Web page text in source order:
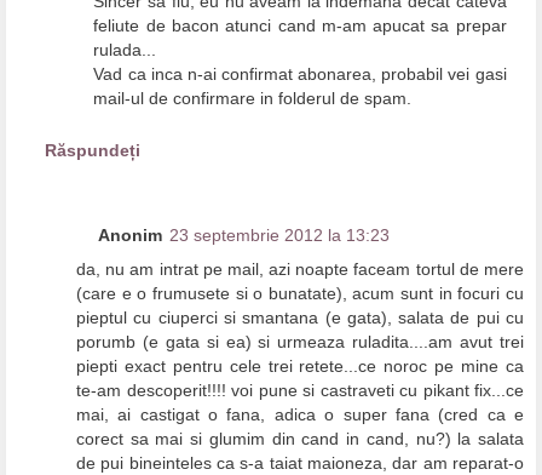
feliute de bacon atunci cand m-am apucat sa prepar
rulada...
Vad ca inca n-ai confirmat abonarea, probabil vei gasi
mail-ul de confirmare in folderul de spam.
Răspundeți
Anonim 23 septembrie 2012 la 13:23
da, nu am intrat pe mail, azi noapte faceam tortul de mere
(care e o frumusete si o bunatate), acum sunt in focuri cu
pieptul cu ciuperci si smantana (e gata), salata de pui cu
porumb (e gata si ea) si urmeaza ruladita....am avut trei
piepti exact pentru cele trei retete...ce noroc pe mine ca
te-am descoperit!!!! voi pune si castraveti cu pikant fix...ce
mai, ai castigat o fana, adica o super fana (cred ca e
corect sa mai si glumim din cand in cand, nu?) la salata
de pui bineinteles ca s-a taiat maioneza, dar am reparat-o